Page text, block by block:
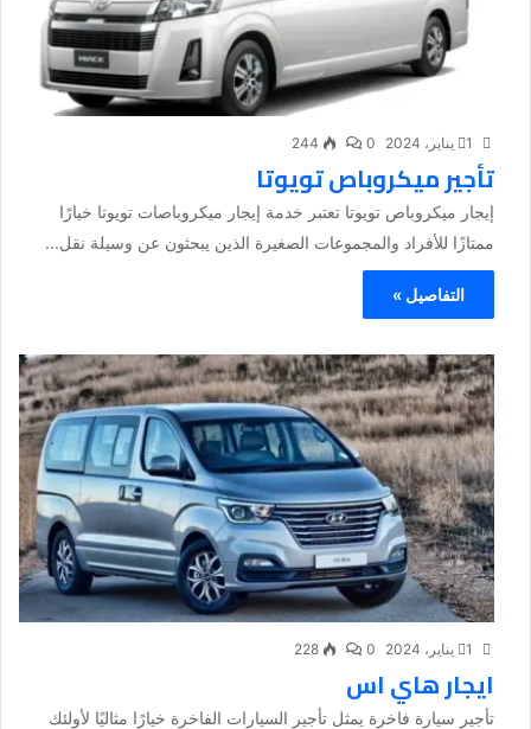
1 يناير، 2024 0
244
تأجير ميكروباص تويوتا
إيجار ميكروباص تويوتا تعتبر خدمة إيجار ميكروباصات تويوتا خيارًا
ممتازًا للأفراد والمجموعات الصغيرة الذين يبحثون عن وسيلة نقل...
التفاصيل »
1 يناير، 2024 0
228
ايجار هاي اس
تأجير سيارة فاخرة يمثل تأجير السيارات الفاخرة خيارًا مثاليًا لأولئك